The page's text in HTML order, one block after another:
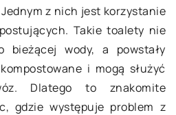
z nich jest korzystanie
Takie toalety nie
bieżącej wody, a powstały
i mogą służyć
Dlatego to znakomite
gdzie występuje problem z